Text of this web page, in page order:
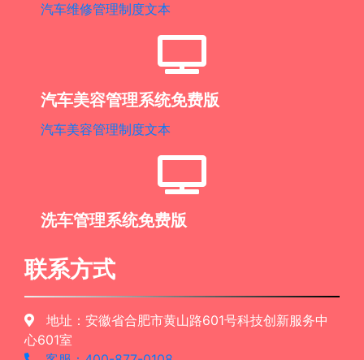
汽车维修管理制度文本
汽车美容管理系统免费版
汽车美容管理制度文本
洗车管理系统免费版
联系方式
地址：安徽省合肥市黄山路601号科技创新服务中
心601室